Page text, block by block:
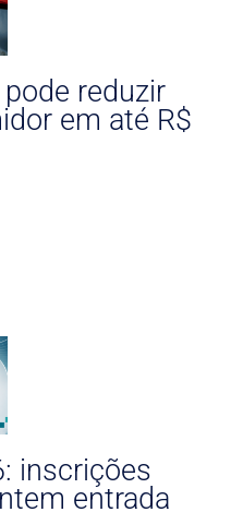
reduzir
em até R$
inscrições
entrada